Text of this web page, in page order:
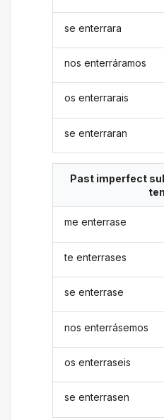
se enterrara
nos enterráramos
os enterrarais
se enterraran
Past imperfect
me enterrase
te enterrases
se enterrase
nos enterrásemos
os enterraseis
se enterrasen